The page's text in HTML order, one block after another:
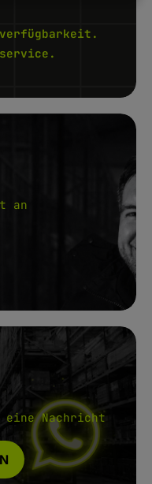
an
Nachricht